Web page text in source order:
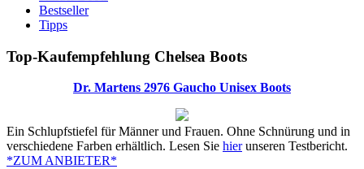
Bestseller
Tipps
Top-Kaufempfehlung Chelsea Boots
Dr. Martens 2976 Gaucho Unisex Boots
Ein Schlupfstiefel für Männer und Frauen. Ohne Schnürung und in
verschiedene Farben erhältlich. Lesen Sie hierunseren Testbericht.
*ZUM ANBIETER*